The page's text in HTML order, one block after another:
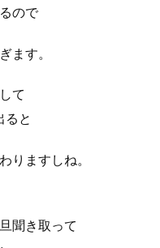
ので
ます。
て
ると
りますしね。
聞き取って